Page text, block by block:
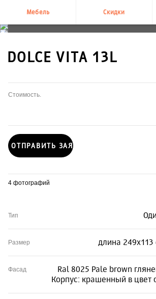
Мебель Скидки
+7 495 995-58-58
DOLCE VITA 13L
Стоимость.
ОТПРАВИТЬ ЗАЯВКУ
4 фотографий
Тип
Размер длина
Фасад
Ral 8025 Pale brown
Корпус: крашенный в цвет